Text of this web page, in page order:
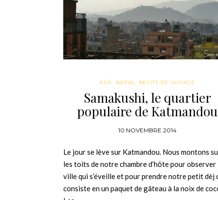
ASIE, NEPAL, RÉCITS DE VOYAGE
Samakushi, le quartier
populaire de Katmandou
10 NOVEMBRE 2014
Le jour se lève sur Katmandou. Nous montons
les toits de notre chambre d’hôte pour observer
ville qui s’éveille et pour prendre notre petit dèj
consiste en un paquet de gâteau à la noix de